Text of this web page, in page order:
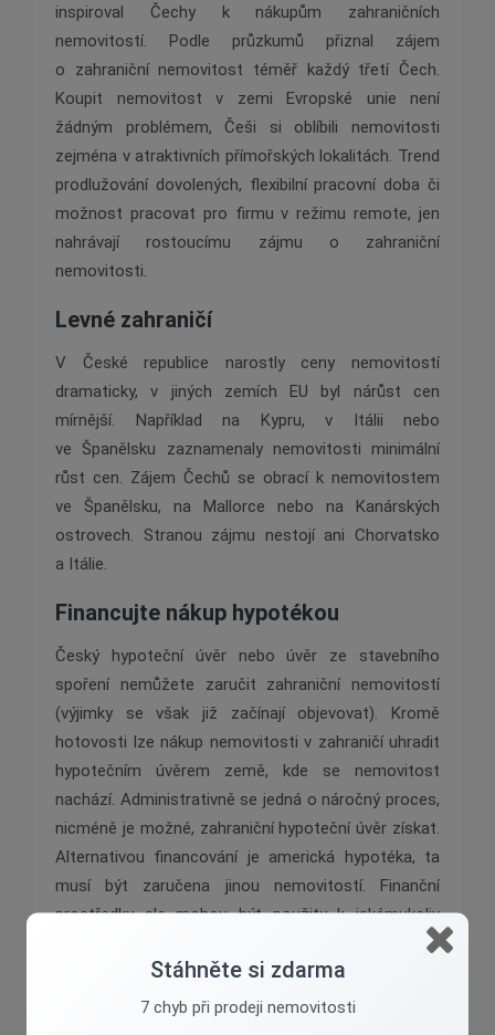
inspiroval Čechy k nákupům zahraničních
nemovitostí. Podle průzkumů přiznal zájem
o zahraniční nemovitost téměř každý třetí Čech.
Koupit nemovitost v zemi Evropské unie není
žádným problémem, Češi si oblíbili nemovitosti
zejména v atraktivních přímořských lokalitách. Trend
prodlužování dovolených, flexibilní pracovní doba či
možnost pracovat pro firmu v režimu remote, jen
nahrávají rostoucímu zájmu o zahraniční
nemovitosti.
Levné zahraničí
V České republice narostly ceny nemovitostí
dramaticky, v jiných zemích EU byl nárůst cen
mírnější. Například na Kypru, v Itálii nebo
ve Španělsku zaznamenaly nemovitosti minimální
růst cen. Zájem Čechů se obrací k nemovitostem
ve Španělsku, na Mallorce nebo na Kanárských
ostrovech. Stranou zájmu nestojí ani Chorvatsko
a Itálie.
Financujte nákup hypotékou
Český hypoteční úvěr nebo úvěr ze stavebního
spoření nemůžete zaručit zahraniční nemovitostí
(výjimky se však již začínají objevovat). Kromě
hotovosti lze nákup nemovitosti v zahraničí uhradit
hypotečním úvěrem země, kde se nemovitost
nachází. Administrativně se jedná o náročný proces,
nicméně je možné, zahraniční hypoteční úvěr získat.
Alternativou financování je americká hypotéka, ta
musí být zaručena jinou nemovitostí. Finanční
prostředky ale mohou být použity k jakémukoliv
Stáhněte si zdarma
7 chyb při prodeji nemovitosti